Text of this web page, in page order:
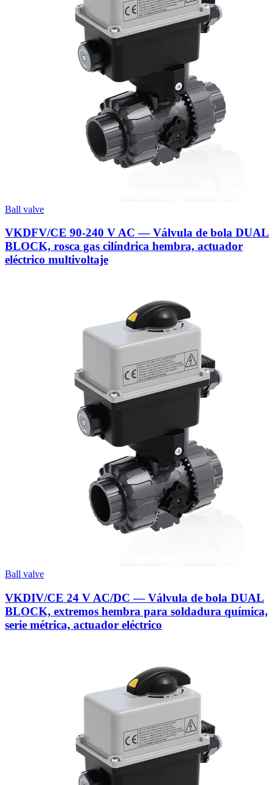
Ball valve
VKDFV/CE 90-240 V AC — Válvula de bola DUAL
BLOCK, rosca gas cilíndrica hembra, actuador
eléctrico multivoltaje
Ball valve
VKDIV/CE 24 V AC/DC — Válvula de bola DUAL
BLOCK, extremos hembra para soldadura química,
serie métrica, actuador eléctrico